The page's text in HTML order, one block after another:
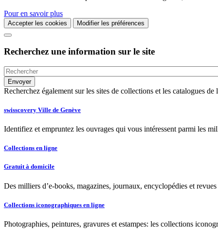
Pour en savoir plus
Accepter les cookies Modifier les préférences
Recherchez une information sur le site
Recherchez également sur les sites de collections et les catalogues
swisscovery Ville de Genève
Identifiez et empruntez les ouvrages qui vous intéressent parmi les
Collections en ligne
Gratuit à domicile
Des milliers d’e-books, magazines, journaux, encyclopédies et
Collections iconographiques en ligne
Photographies, peintures, gravures et estampes: les collections